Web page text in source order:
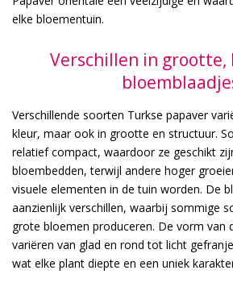
elke bloementuin.
Verschillen in grootte,
Verschillende soorten Turkse papaver
kleur, maar ook in grootte en structuur.
relatief compact, waardoor ze geschikt
bloembedden, terwijl andere hoger
visuele elementen in de tuin worden. De
aanzienlijk verschillen, waarbij sommige
grote bloemen produceren. De vorm van
variëren van glad en rond tot licht
wat elke plant diepte en een uniek